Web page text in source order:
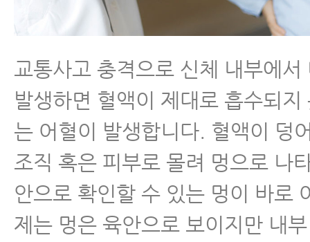
교통사고 충격으로 신체 내부에서
발생하면 혈액이 제대로 흡수되지
는 어혈이 발생합니다. 혈액이 덩
조직 혹은 피부로 몰려 멍으로 나
안으로 확인할 수 있는 멍이 바로
제는 멍은 육안으로 보이지만 내